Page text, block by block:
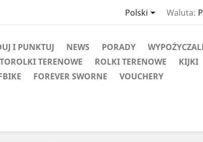
Polski Waluta:
I PUNKTUJ NEWS PORADY
TERENOWE
ROLKI TERENOWE KIJKI
FOREVER SWORNE VOUCHERY